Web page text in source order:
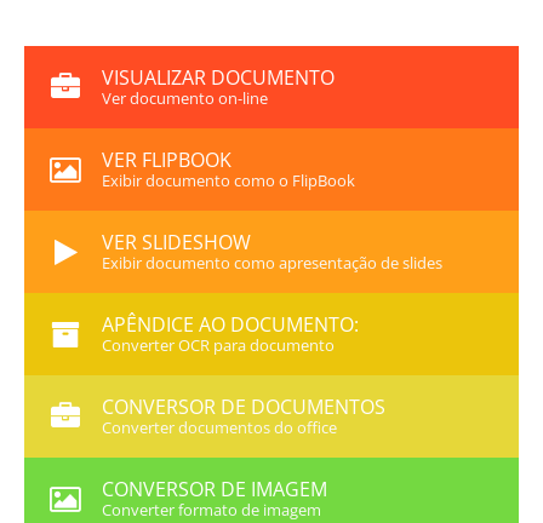
VISUALIZAR DOCUMENTO
Ver documento on-line
VER FLIPBOOK
Exibir documento como o FlipBook
VER SLIDESHOW
Exibir documento como apresentação de slides
APÊNDICE AO DOCUMENTO:
Converter OCR para documento
CONVERSOR DE DOCUMENTOS
Converter documentos do office
CONVERSOR DE IMAGEM
Converter formato de imagem